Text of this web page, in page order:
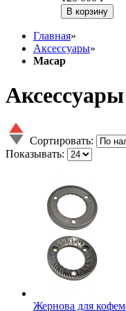
В корзину
Главная»
Аксессуары»
Macap
Сортировать:
Показывать:
Жернова для